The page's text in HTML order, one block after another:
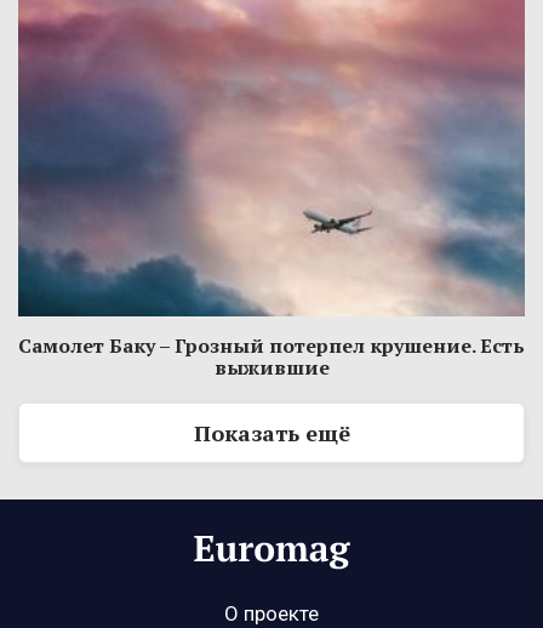
Самолет Баку – Грозный потерпел крушение. Есть
выжившие
Показать ещё
О проекте